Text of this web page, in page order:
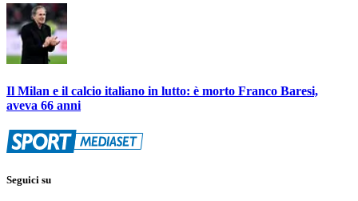
Il Milan e il calcio italiano in lutto: è morto Franco Baresi,
aveva 66 anni
Seguici su